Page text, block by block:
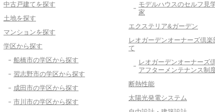
中古戸建てを探す
土地を探す
マンションを探す
学区から探す
船橋市の学区から探す
習志野市の学区から探す
成田市の学区から探す
市川市の学区から探す
モデルハウスのセルフ見
家
エクステリア&ガーデン
レオガーデンオーナーズ倶楽
て
レオガーデンオーナーズ
アフターメンテナンス制
断熱性能
太陽光発電システム